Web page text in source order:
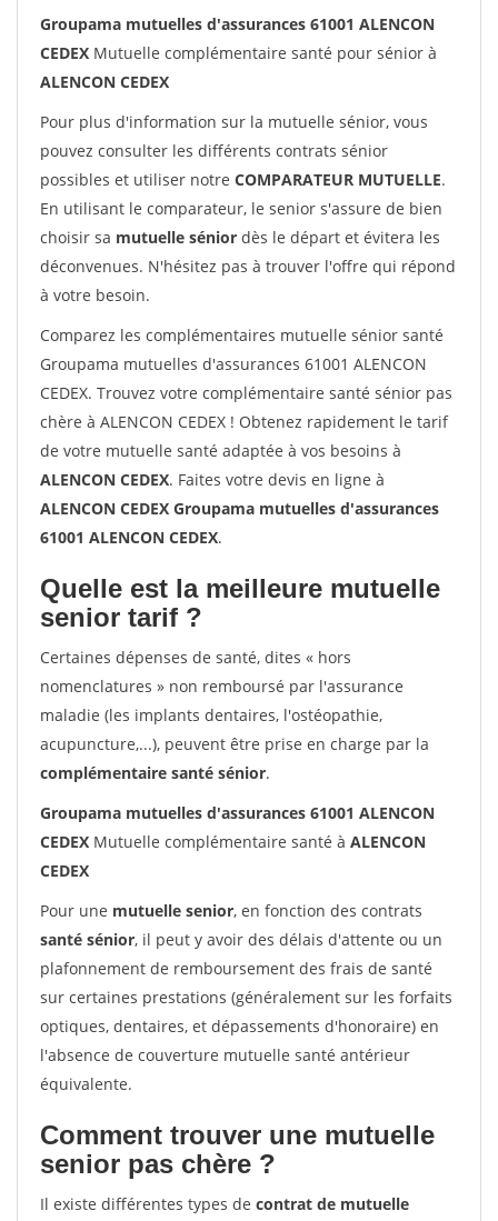
Groupama mutuelles d'assurances 61001 ALENCON
CEDEX Mutuelle complémentaire santé pour sénior à
ALENCON CEDEX
Pour plus d'information sur la mutuelle sénior, vous
pouvez consulter les différents contrats sénior
possibles et utiliser notre COMPARATEUR MUTUELLE.
En utilisant le comparateur, le senior s'assure de bien
choisir sa mutuelle sénior dès le départ et évitera les
déconvenues. N'hésitez pas à trouver l'offre qui répond
à votre besoin.
Comparez les complémentaires mutuelle sénior santé
Groupama mutuelles d'assurances 61001 ALENCON
CEDEX. Trouvez votre complémentaire santé sénior pas
chère à ALENCON CEDEX ! Obtenez rapidement le tarif
de votre mutuelle santé adaptée à vos besoins à
ALENCON CEDEX. Faites votre devis en ligne à
ALENCON CEDEX Groupama mutuelles d'assurances
61001 ALENCON CEDEX.
Quelle est la meilleure mutuelle
senior tarif ?
Certaines dépenses de santé, dites « hors
nomenclatures » non remboursé par l'assurance
maladie (les implants dentaires, l'ostéopathie,
acupuncture,...), peuvent être prise en charge par la
complémentaire santé sénior.
Groupama mutuelles d'assurances 61001 ALENCON
CEDEX Mutuelle complémentaire santé à ALENCON
CEDEX
Pour une mutuelle senior, en fonction des contrats
santé sénior, il peut y avoir des délais d'attente ou un
plafonnement de remboursement des frais de santé
sur certaines prestations (généralement sur les forfaits
optiques, dentaires, et dépassements d'honoraire) en
l'absence de couverture mutuelle santé antérieur
équivalente.
Comment trouver une mutuelle
senior pas chère ?
Il existe différentes types de contrat de mutuelle